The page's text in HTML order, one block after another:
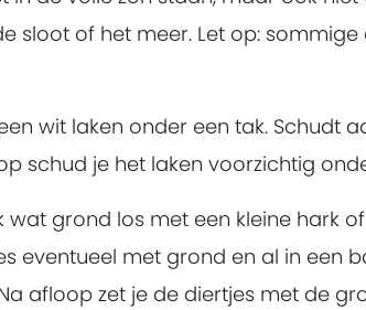
sloot of het meer. Let op:
wit laken onder een tak. Schudt
schud je het laken voorzichtig
grond los met een kleine hark
eventueel met grond en al in een
afloop zet je de diertjes met de